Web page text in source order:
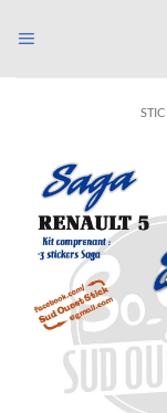
contenu